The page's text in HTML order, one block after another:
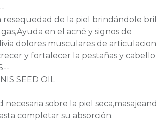
resequedad de la piel brindándole
en el acné y signos de
dolores musculares de
y fortalecer la pestañas y cabello
SEED OIL
necesaria sobre la piel
completar su absorción.